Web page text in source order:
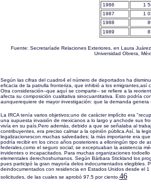
1986
1
1987
1
1988
1989
Fuente: Secretaríade Relaciones Exteriores, en Laura
Universidad Obrera,
Según las cifras del cuadro4 el número de deportados ha
eficacia de la patrulla fronteriza, que inhibió a los emigrantes,así
Otra consideración--que aquí se comparte-- se refiere a la
afecta su composición cualitativa sinocuantitativa. Esto podría
aunquerequiere de mayor investigación: que la demanda
La IRCA tenía varios objetivos;uno de carácter implícito era
una supuesta invasión de mexicanos a lo largo y anchode sus
vivía en su país.Pero además, debido a que se señalaba al
contribuyentes, era preciso calmar a la opinión pública.Así, la
legalizacionescon muchas salvedades; la más importante era
podría recibir en los cinco años posteriores a elloningún tipo de
federales,como el seguro social; se exceptuaban la asistencia
invidentes o incapacitados. Para muchas organizaciones
elementales derechoshumanos. Según Bárbara Stickland los
pues participó la gran mayoría delos indocumentados elegibles.
deindocumentados con residencia en Estados Unidos desde el
solicitudes, de las cuales se aprobó 97.5 por ciento. 46